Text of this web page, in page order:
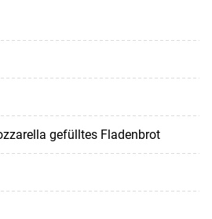
gefülltes Fladenbrot